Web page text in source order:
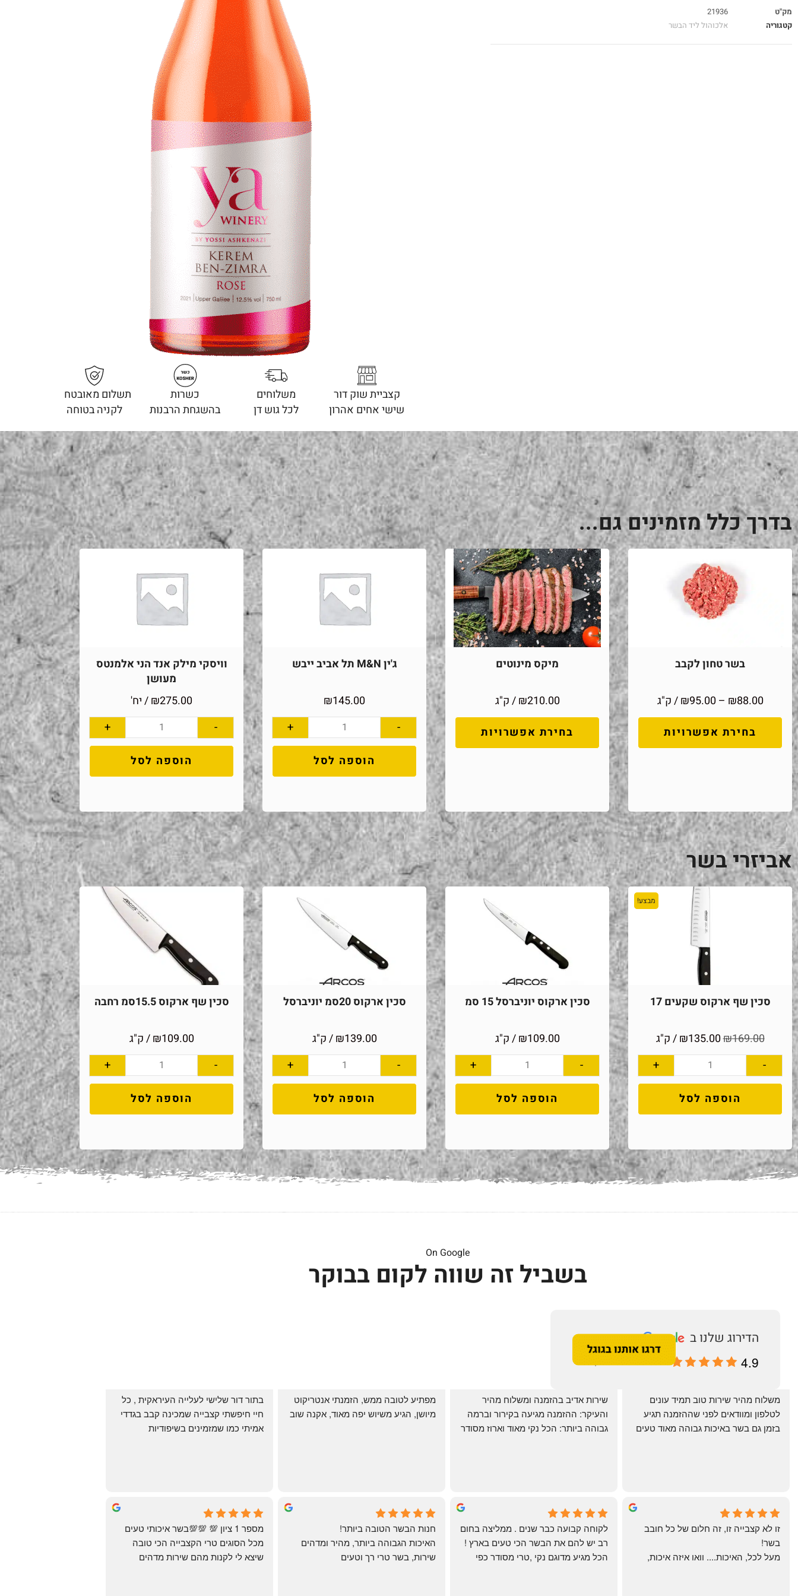
מק"ט
21936
קטגוריה
אלכוהול ליד הבשר
קצביית שוק דור
שישי אחים אהרון
משלוחים
לכל גוש דן
כשרות
בהשגחת הרבנות
תשלום מאובטח
לקניה בטוחה
בדרך כלל מזמינים גם...
בשר טחון לקבב
₪88.00
–
₪95.00
/ ק"ג
בחירת אפשרויות
מיקס מינוטים
₪210.00
/ ק"ג
בחירת אפשרויות
ג'ין M&N תל אביב ייבש
₪145.00
-
+
הוספה לסל
וויסקי מילק אנד הני אלמנטס
מעושן
₪275.00 / יח'
-
+
הוספה לסל
אביזרי בשר
מבצע!
סכין שף ארקוס שקעים 17
₪169.00
₪135.00 / ק"ג
-
+
הוספה לסל
סכין ארקוס יוניברסל 15 סמ
₪109.00 / ק"ג
-
+
הוספה לסל
סכין ארקוס 20סמ יוניברסל
₪139.00 / ק"ג
-
+
הוספה לסל
סכין שף ארקוס 15.5סמ רחבה
₪109.00 / ק"ג
-
+
הוספה לסל
On Google
בשביל זה שווה לקום בבוקר
4.9
May Azulay
a month ago
michal gottfried
4 months ago
שי
4 months ago
מיושן, הגיע משיוש יפה מאוד, אקנה שוב
Yonatan Menashe
6 months ago
בשר!
חנות הבשר הטובה ביותר!
האיכות הגבוהה ביותר, מהיר ומדהים
שירות, בשר טרי רך וטעים